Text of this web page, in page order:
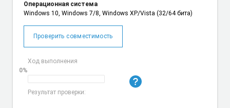
Операционная система
Windows 10, Windows 7/8, Windows XP/Vista (32/64 бита)
Проверить совместимость
Ход выполнения
0%
Результат проверки: